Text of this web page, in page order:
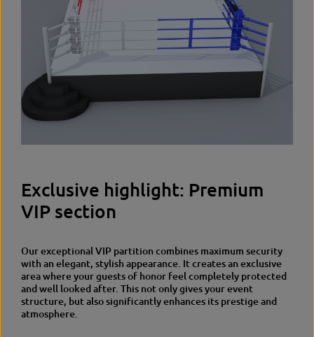
Exclusive highlight: Premium
VIP section
Our exceptional VIP partition combines maximum security
with an elegant, stylish appearance. It creates an exclusive
area where your guests of honor feel completely protected
and well looked after. This not only gives your event
structure, but also significantly enhances its prestige and
atmosphere.